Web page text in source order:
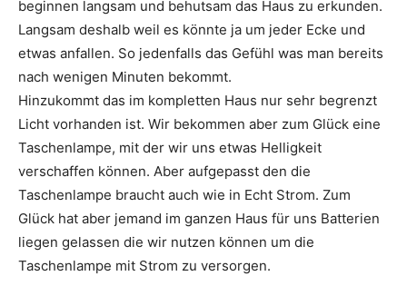
beginnen langsam und behutsam das Haus zu erkunden.
Langsam deshalb weil es könnte ja um jeder Ecke und
etwas anfallen. So jedenfalls das Gefühl was man bereits
nach wenigen Minuten bekommt.
Hinzukommt das im kompletten Haus nur sehr begrenzt
Licht vorhanden ist. Wir bekommen aber zum Glück eine
Taschenlampe, mit der wir uns etwas Helligkeit
verschaffen können. Aber aufgepasst den die
Taschenlampe braucht auch wie in Echt Strom. Zum
Glück hat aber jemand im ganzen Haus für uns Batterien
liegen gelassen die wir nutzen können um die
Taschenlampe mit Strom zu versorgen.